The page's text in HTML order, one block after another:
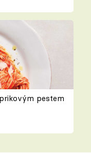
pestem